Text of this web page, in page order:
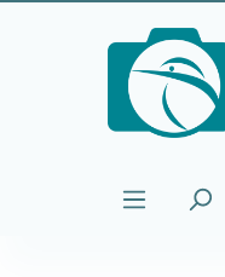
Saltar al contenido